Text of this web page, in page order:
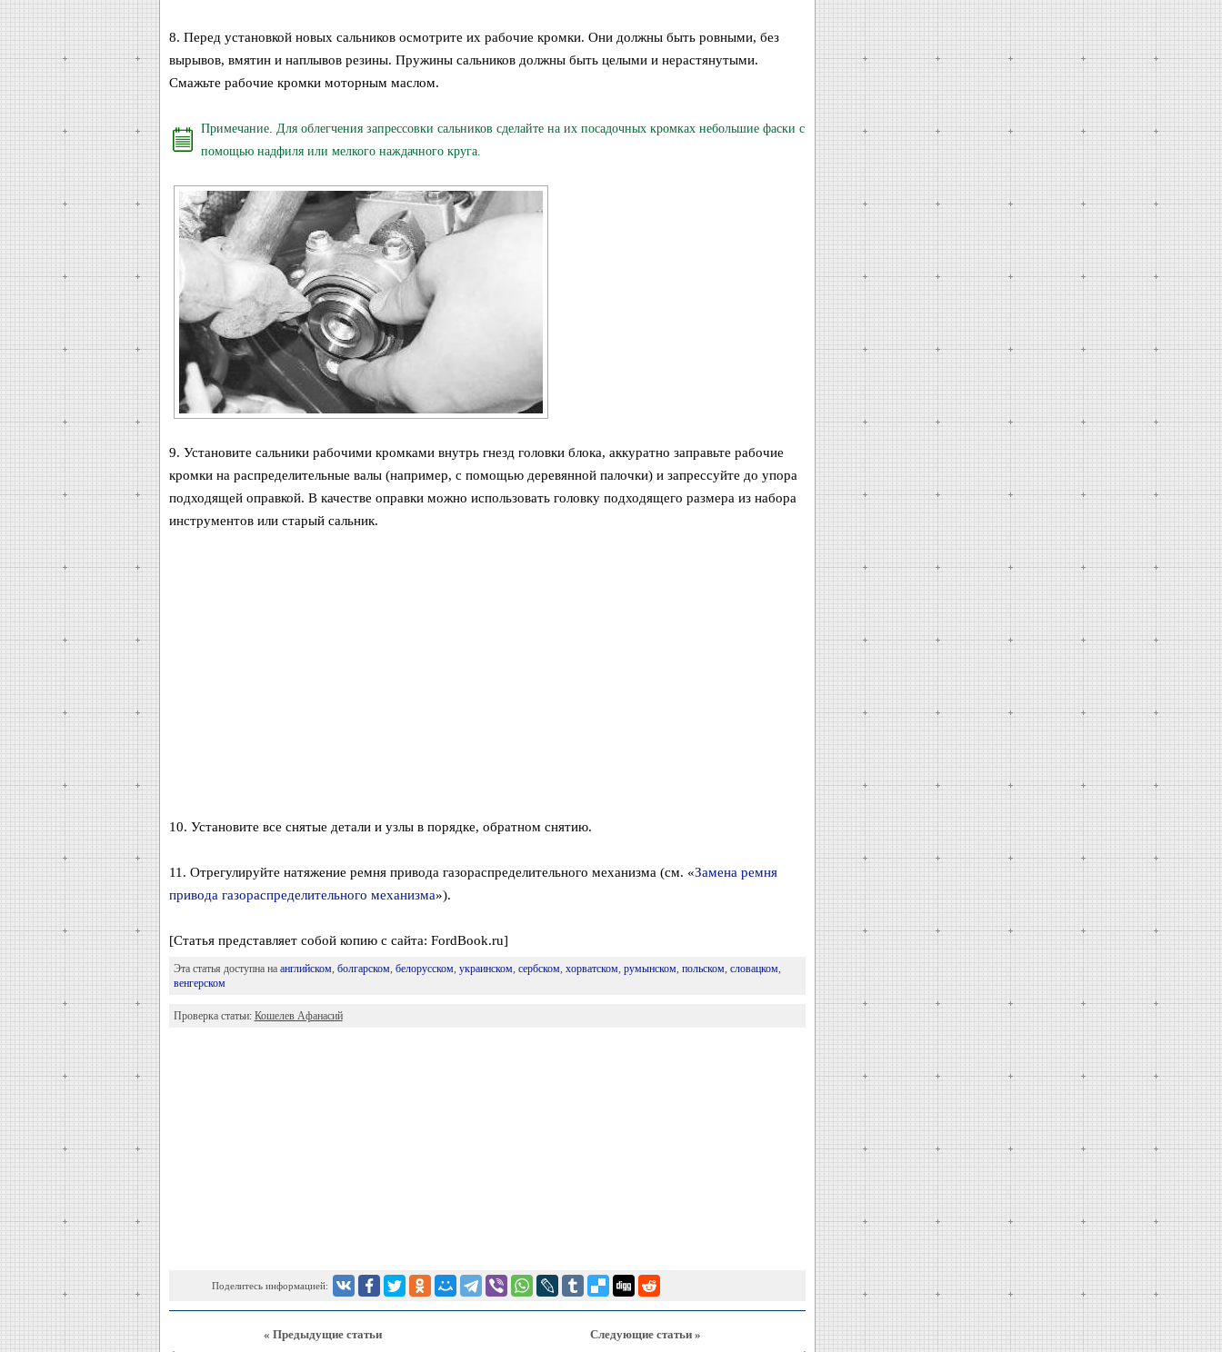
8. Перед установкой новых сальников осмотрите их рабочие кромки. Они должны быть ровными, без
вырывов, вмятин и наплывов резины. Пружины сальников должны быть целыми и нерастянутыми.
Смажьте рабочие кромки моторным маслом.
Примечание. Для облегчения запрессовки сальников сделайте на их посадочных кромках небольшие фаски с
помощью надфиля или мелкого наждачного круга.
9. Установите сальники рабочими кромками внутрь гнезд головки блока, аккуратно заправьте рабочие
кромки на распределительные валы (например, с помощью деревянной палочки) и запрессуйте до упора
подходящей оправкой. В качестве оправки можно использовать головку подходящего размера из набора
инструментов или старый сальник.
10. Установите все снятые детали и узлы в порядке, обратном снятию.
11. Отрегулируйте натяжение ремня привода газораспределительного механизма (см. «Замена ремня
привода газораспределительного механизма»).
[Статья представляет собой копию с сайта: FordBook.ru]
Эта статья доступна на английском, болгарском, белорусском, украинском, сербском, хорватском, румынском, польском, словацком,
венгерском
Проверка статьи: Кошелев Афанасий
Поделитесь информацией:
« Предыдущие статьи Следующие статьи »